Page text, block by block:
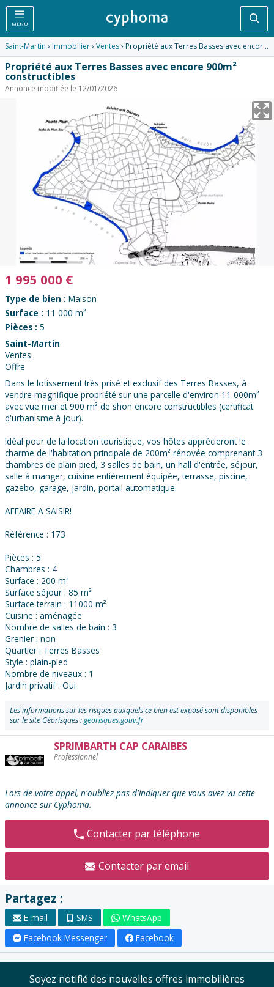
MENU
Saint-Martin › Immobilier› Ventes› Propriété aux Terres Basses avec encore 900m² constructibles
Propriété aux Terres Basses avec encore 900m²
constructibles
Annonce modifiée le 12/01/2026
1 995 000 €
Type de bien : Maison
Surface : 11 000 m²
Pièces : 5
Saint-Martin
Ventes
Offre
Dans le lotissement très prisé et exclusif des Terres Basses, à
vendre magnifique propriété sur une parcelle d'environ 11 000m²
avec vue mer et 900 m² de shon encore constructibles (certificat
d'urbanisme à jour).
Idéal pour de la location touristique, vos hôtes apprécieront le
charme de l'habitation principale de 200m² rénovée comprenant 3
chambres de plain pied, 3 salles de bain, un hall d'entrée, séjour,
salle à manger, cuisine entièrement équipée, terrasse, piscine,
gazebo, garage, jardin, portail automatique.
AFFAIRE A SAISIR!
Référence : 173
Pièces : 5
Chambres : 4
Surface : 200 m²
Surface séjour : 85 m²
Surface terrain : 11000 m²
Cuisine : aménagée
Nombre de salles de bain : 3
Grenier : non
Quartier : Terres Basses
Style : plain-pied
Nombre de niveaux : 1
Jardin privatif : Oui
Les informations sur les risques auxquels ce bien est exposé sont disponibles
sur le site Géorisques :georisques.gouv.fr
l'annonceur
SPRIMBARTH CAP CARAIBES
Professionnel
Lors de votre appel, n'oubliez pas d'indiquer que vous avez vu cette
annonce sur Cyphoma.
Contacter par téléphone
Contacter par email
Partagez :
E-mail SMS
WhatsApp
Facebook Messenger
Facebook
Soyez notifié des nouvelles offres immobilières